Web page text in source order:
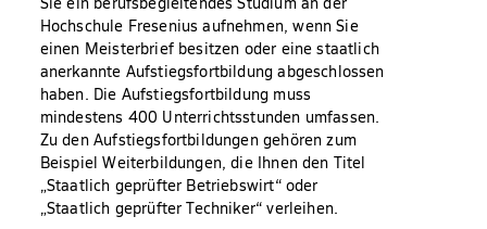
Hochschule Fresenius aufnehmen, wenn Sie
einen Meisterbrief besitzen oder eine staatlich
anerkannte Aufstiegsfortbildung abgeschlossen
haben. Die Aufstiegsfortbildung muss
mindestens 400 Unterrichtsstunden umfassen.
Zu den Aufstiegsfortbildungen gehören zum
Beispiel Weiterbildungen, die Ihnen den Titel
„Staatlich geprüfter Betriebswirt“ oder
„Staatlich geprüfter Techniker“ verleihen.